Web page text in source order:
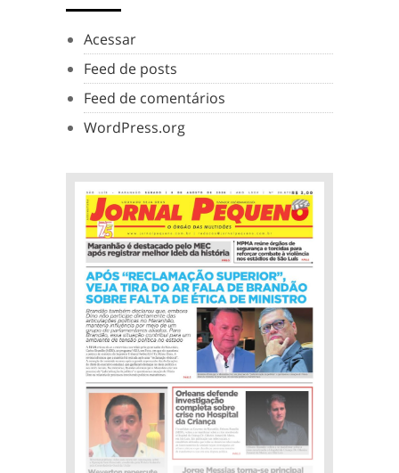
Acessar
Feed de posts
Feed de comentários
WordPress.org